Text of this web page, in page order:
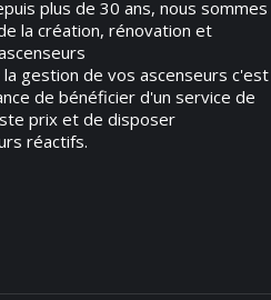
plus de 30 ans, nous sommes
la création, rénovation et
gestion de vos ascenseurs c'est
de bénéficier d'un service de
prix et de disposer
réactifs.